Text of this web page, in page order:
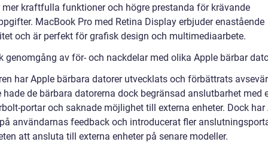
mer kraftfulla funktioner och högre prestanda för krävande
MacBook Pro med Retina Display erbjuder enastående
och är perfekt för grafisk design och multimediaarbete.
genomgång av för- och nackdelar med olika Apple bärbar
har Apple bärbara datorer utvecklats och förbättrats
hade de bärbara datorerna dock begränsad anslutbarhet med
portar och saknade möjlighet till externa enheter. Dock har
användarnas feedback och introducerat fler
att ansluta till externa enheter på senare modeller.